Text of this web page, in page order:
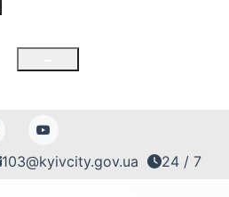
103@kyivcity.gov.ua 24 / 7